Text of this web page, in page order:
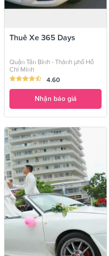
Thuê Xe 365 Days
Quận Tân Bình - Thành phố Hồ
Chí Minh
4.60
Nhận báo giá